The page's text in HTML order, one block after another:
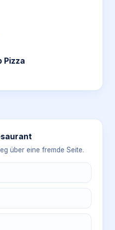
Pizza
über eine fremde Seite.